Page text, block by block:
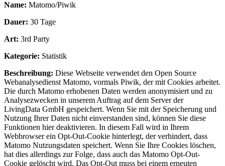
Name: Matomo/Piwik
Dauer: 30 Tage
Art: 3rd Party
Kategorie: Statistik
Beschreibung: Diese Webseite verwendet den Open Source
Webanalysedienst Matomo, vormals Piwik, der mit Cookies arbeitet.
Die durch Matomo erhobenen Daten werden anonymisiert und zu
Analysezwecken in unserem Auftrag auf dem Server der
LivingData GmbH gespeichert. Wenn Sie mit der Speicherung und
Nutzung Ihrer Daten nicht einverstanden sind, können Sie diese
Funktionen hier deaktivieren. In diesem Fall wird in Ihrem
Webbrowser ein Opt-Out-Cookie hinterlegt, der verhindert, dass
Matomo Nutzungsdaten speichert. Wenn Sie Ihre Cookies löschen,
hat dies allerdings zur Folge, dass auch das Matomo Opt-Out-
Cookie gelöscht wird. Das Opt-Out muss bei einem erneuten